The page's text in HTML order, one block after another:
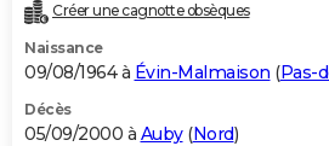
Créer une cagnotte obsèques
Naissance
09/08/1964 à Évin-Malmaison (Pas-
Décès
05/09/2000 à Auby(Nord)